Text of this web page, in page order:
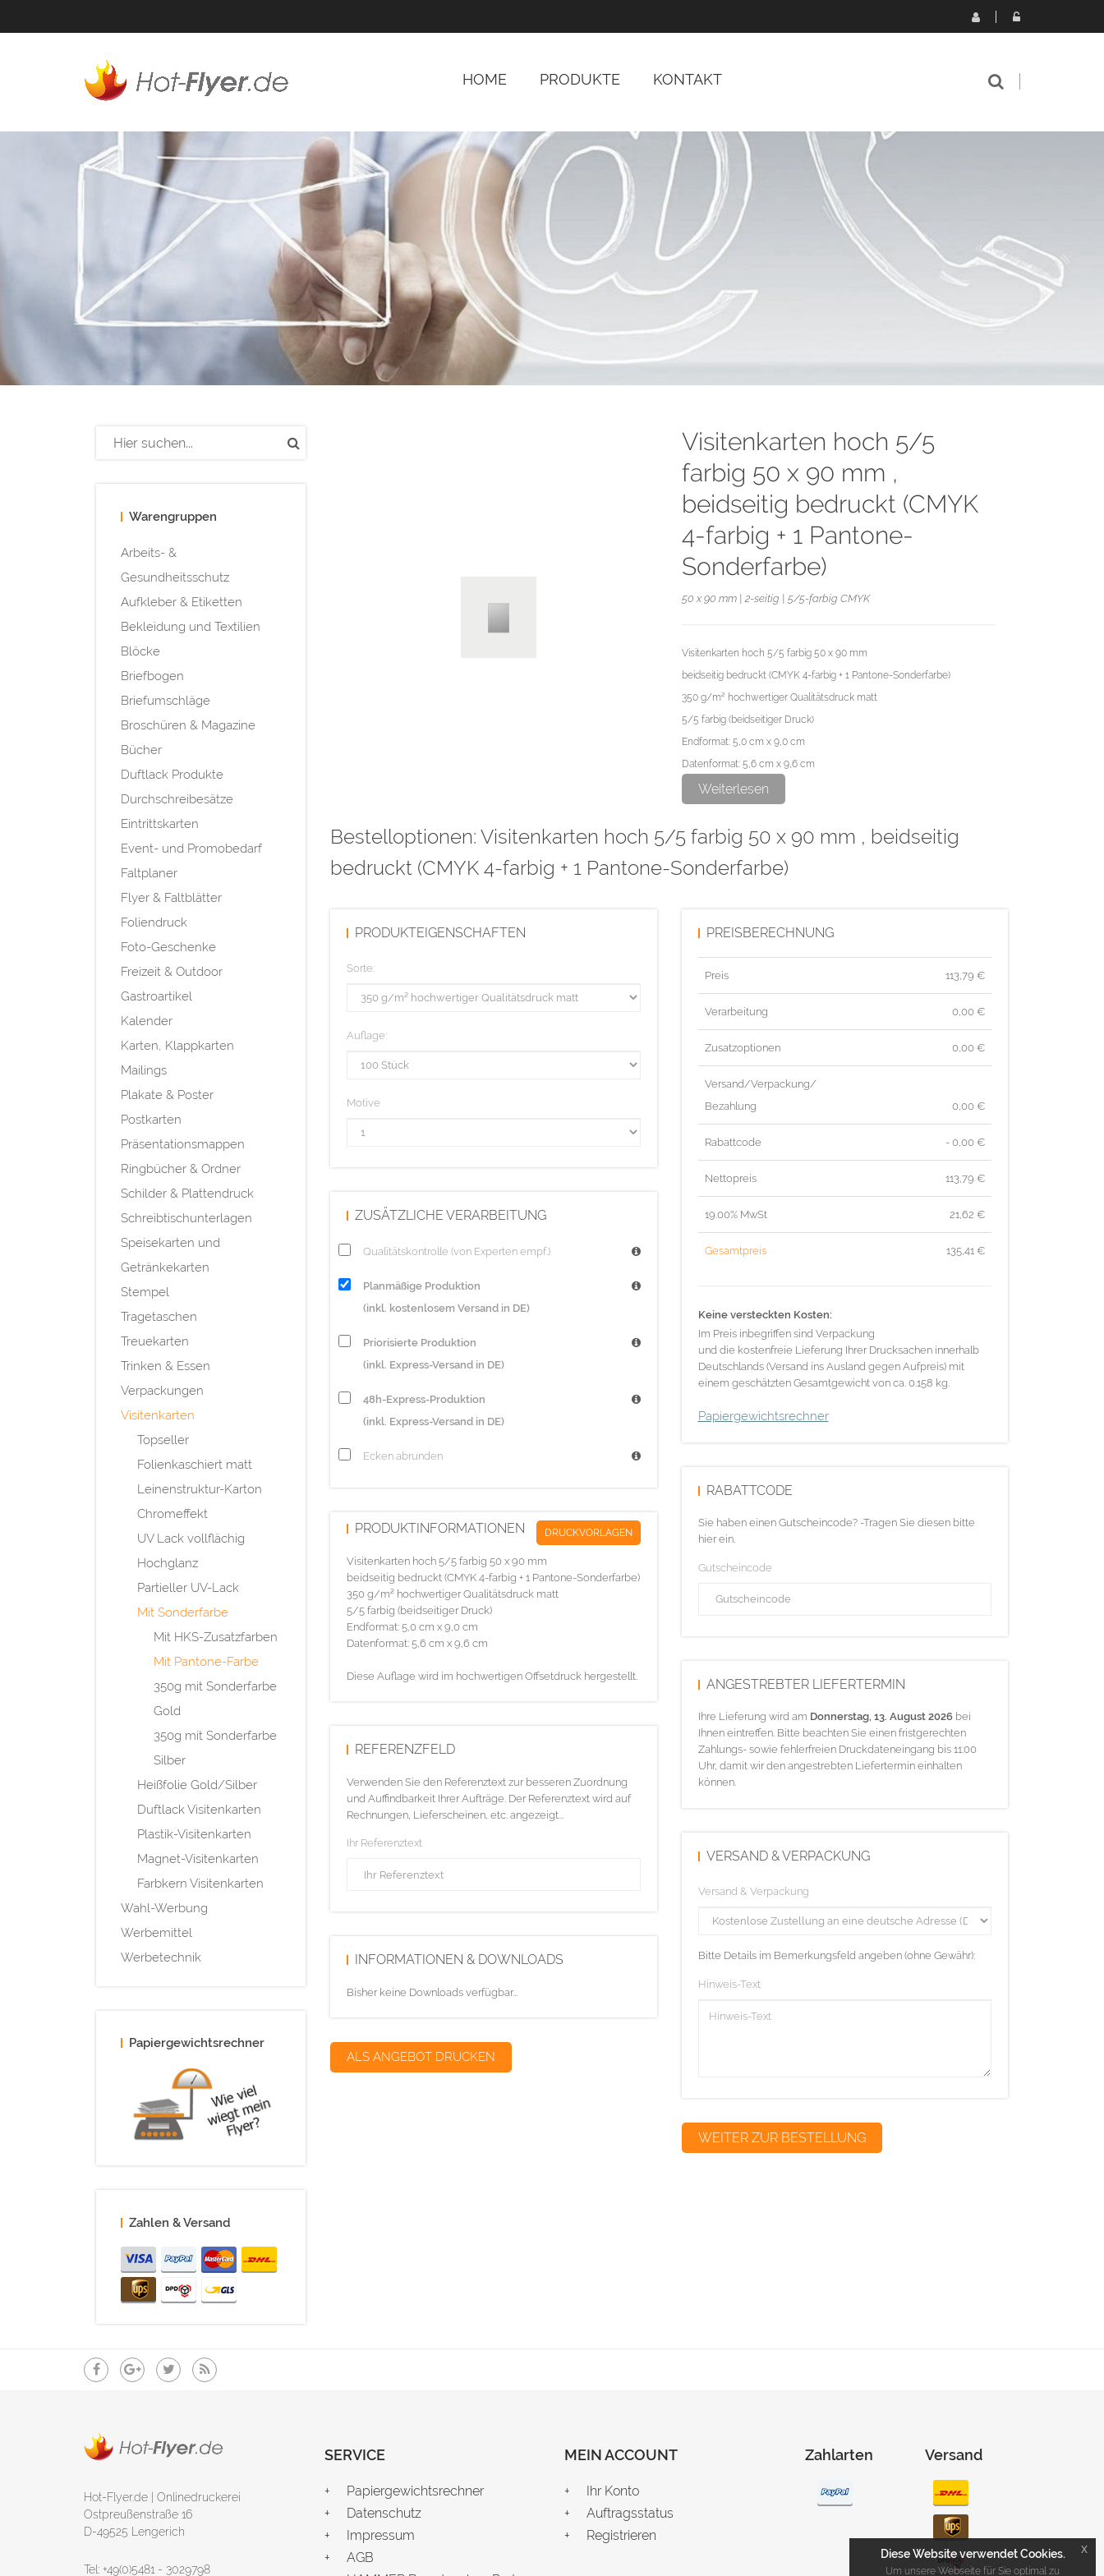
HOME PRODUKTE KONTAKT
Warengruppen
Arbeits- &
Gesundheitsschutz
Aufkleber & Etiketten
Bekleidung und Textilien
Blöcke
Briefbogen
Briefumschläge
Broschüren & Magazine
Bücher
Duftlack Produkte
Durchschreibesätze
Eintrittskarten
Event- und Promobedarf
Faltplaner
Flyer & Faltblätter
Foliendruck
Foto-Geschenke
Freizeit & Outdoor
Gastroartikel
Kalender
Karten, Klappkarten
Mailings
Plakate & Poster
Postkarten
Präsentationsmappen
Ringbücher & Ordner
Schilder & Plattendruck
Schreibtischunterlagen
Speisekarten und
Getränkekarten
Stempel
Tragetaschen
Treuekarten
Trinken & Essen
Verpackungen
Visitenkarten
Topseller
Folienkaschiert matt
Leinenstruktur-Karton
Chromeffekt
UV Lack vollflächig
Hochglanz
Partieller UV-Lack
Mit Sonderfarbe
Mit HKS-Zusatzfarben
Mit Pantone-Farbe
350g mit Sonderfarbe
Gold
350g mit Sonderfarbe
Silber
Heißfolie Gold/Silber
Duftlack Visitenkarten
Plastik-Visitenkarten
Magnet-Visitenkarten
Farbkern Visitenkarten
Wahl-Werbung
Werbemittel
Werbetechnik
Papiergewichtsrechner
Zahlen & Versand
Visitenkarten hoch 5/5
farbig 50 x 90 mm ,
beidseitig bedruckt (CMYK
4-farbig + 1 Pantone-
Sonderfarbe)
50 x 90 mm | 2-seitig | 5/5-farbig CMYK
Visitenkarten hoch 5/5 farbig 50 x 90 mm
beidseitig bedruckt (CMYK 4-farbig + 1 Pantone-Sonderfarbe)
350 g/m² hochwertiger Qualitätsdruck matt
5/5 farbig (beidseitiger Druck)
Endformat: 5,0 cm x 9,0 cm
Datenformat: 5,6 cm x 9,6 cm
Weiterlesen
Bestelloptionen: Visitenkarten hoch 5/5 farbig 50 x 90 mm , beidseitig
bedruckt (CMYK 4-farbig + 1 Pantone-Sonderfarbe)
PRODUKTEIGENSCHAFTEN
Sorte:
Auflage:
Motive
ZUSÄTZLICHE VERARBEITUNG
Qualitätskontrolle (von Experten empf.)
Planmäßige Produktion
(inkl. kostenlosem Versand in DE)
Priorisierte Produktion
(inkl. Express-Versand in DE)
48h-Express-Produktion
(inkl. Express-Versand in DE)
Ecken abrunden
PRODUKTINFORMATIONEN DRUCKVORLAGEN
Visitenkarten hoch 5/5 farbig 50 x 90 mm
beidseitig bedruckt (CMYK 4-farbig + 1 Pantone-Sonderfarbe)
350 g/m² hochwertiger Qualitätsdruck matt
5/5 farbig (beidseitiger Druck)
Endformat: 5,0 cm x 9,0 cm
Datenformat: 5,6 cm x 9,6 cm
Diese Auflage wird im hochwertigen Offsetdruck hergestellt.
REFERENZFELD
Verwenden Sie den Referenztext zur besseren Zuordnung
und Auffindbarkeit Ihrer Aufträge. Der Referenztext wird auf
Rechnungen, Lieferscheinen, etc. angezeigt...
Ihr Referenztext
INFORMATIONEN & DOWNLOADS
Bisher keine Downloads verfügbar...
ALS ANGEBOT DRUCKEN
PREISBERECHNUNG
Preis 113,79 €
Verarbeitung 0,00 €
Zusatzoptionen 0,00 €
Versand/Verpackung/
Bezahlung
0,00 €
Rabattcode - 0,00 €
Nettopreis 113,79 €
19.00% MwSt 21,62 €
Gesamtpreis 135,41 €
Keine versteckten Kosten:
Im Preis inbegriffen sind Verpackung
und die kostenfreie Lieferung Ihrer Drucksachen innerhalb
Deutschlands (Versand ins Ausland gegen Aufpreis) mit
einem geschätzten Gesamtgewicht von ca. 0.158 kg.
Papiergewichtsrechner
RABATTCODE
Sie haben einen Gutscheincode? -Tragen Sie diesen bitte
hier ein.
Gutscheincode
ANGESTREBTER LIEFERTERMIN
Ihre Lieferung wird am Donnerstag, 13. August 2026bei
Ihnen eintreffen. Bitte beachten Sie einen fristgerechten
Zahlungs- sowie fehlerfreien Druckdateneingang bis 11:00
Uhr, damit wir den angestrebten Liefertermin einhalten
können.
VERSAND & VERPACKUNG
Versand & Verpackung
Bitte Details im Bemerkungsfeld angeben (ohne Gewähr):
Hinweis-Text
Hot-Flyer.de | Onlinedruckerei
Ostpreußenstraße 16
D-49525 Lengerich
Tel: +49(0)5481 - 3029798
SERVICE
Papiergewichtsrechner
Datenschutz
Impressum
AGB
MEIN ACCOUNT
Ihr Konto
Auftragsstatus
Registrieren
Zahlarten Versand
Diese Website verwendet Cookies.
Um unsere Webseite für Sie optimal zu
x